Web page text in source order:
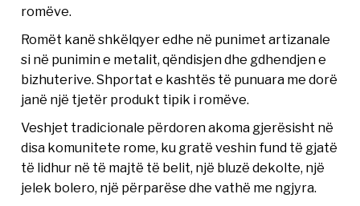
romëve.
Romët kanë shkëlqyer edhe në punimet artizanale
si në punimin e metalit, qëndisjen dhe gdhendjen e
bizhuterive. Shportat e kashtës të punuara me dorë
janë një tjetër produkt tipik i romëve.
Veshjet tradicionale përdoren akoma gjerësisht në
disa komunitete rome, ku gratë veshin fund të gjatë
të lidhur në të majtë të belit, një bluzë dekolte, një
jelek bolero, një përparëse dhe vathë me ngjyra.